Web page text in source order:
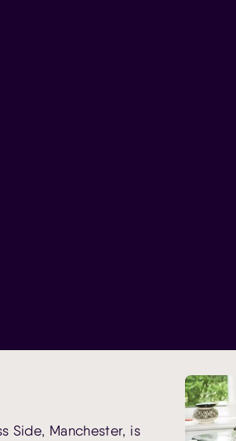
Side, Manchester, is